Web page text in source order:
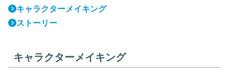
キャラクターメイキング
ストーリー
キャラクターメイキング